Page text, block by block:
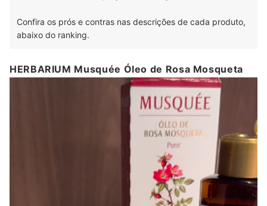
Confira os prós e contras nas descrições de cada produto,
abaixo do ranking.
HERBARIUM Musquée Óleo de Rosa Mosqueta